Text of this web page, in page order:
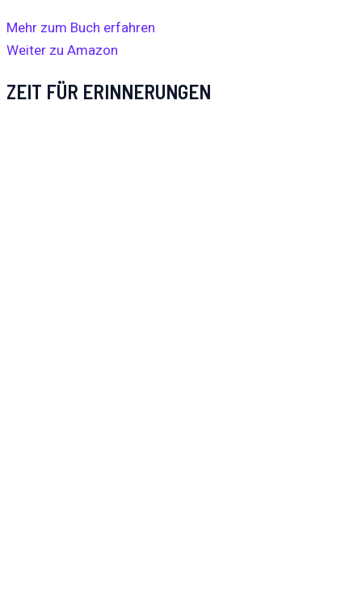
Mehr zum Buch erfahren
Weiter zu Amazon
ZEIT FÜR ERINNERUNGEN